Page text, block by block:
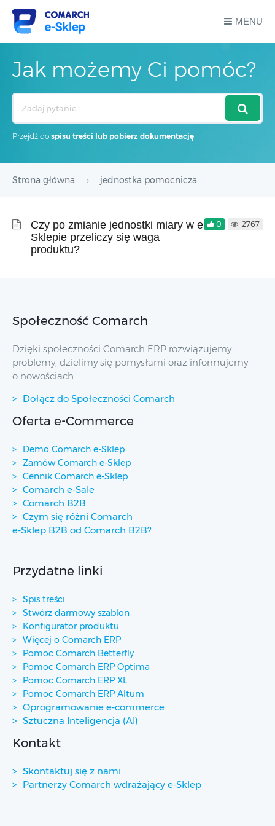
MENU
Jak możemy Ci pomóc?
Przejdź do spisu treści lub pobierz dokumentację
Strona główna jednostka pomocnicza
Czy po zmianie jednostki miary w e-
Sklepie przeliczy się waga
produktu?
0 2767
Społeczność Comarch
Dzięki społeczności Comarch ERP rozwiązujemy
problemy, dzielimy się pomysłami oraz informujemy
o nowościach.
Dołącz do Społeczności Comarch
Oferta e-Commerce
Demo Comarch e-Sklep
Zamów Comarch e-Sklep
Cennik Comarch e-Sklep
Comarch e-Sale
Comarch B2B
Czym się różni Comarch
e-Sklep B2B od Comarch B2B?
Przydatne linki
Spis treści
Stwórz darmowy szablon
Konfigurator produktu
Więcej o Comarch ERP
Pomoc Comarch Betterfly
Pomoc Comarch ERP Optima
Pomoc Comarch ERP XL
Pomoc Comarch ERP Altum
Oprogramowanie e-commerce
Sztuczna Inteligencja (AI)
Kontakt
Skontaktuj się z nami
Partnerzy Comarch wdrażający e-Sklep